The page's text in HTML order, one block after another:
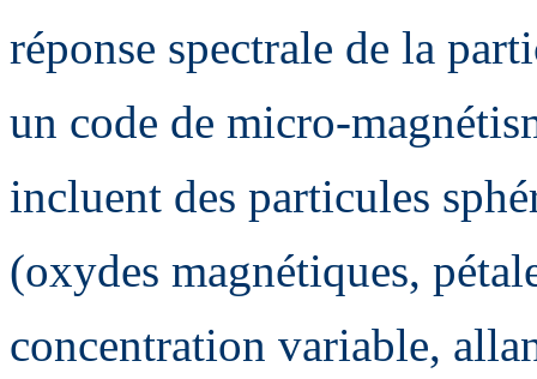
réponse spectrale de la
un code de micro-
incluent des particules
(oxydes magnétiques,
concentration variable,